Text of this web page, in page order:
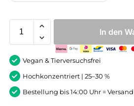
In den
Vegan & Tierversuchsfrei
Hochkonzentriert | 25–30 %
Bestellung bis 14:00 Uhr =